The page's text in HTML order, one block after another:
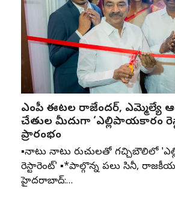
ఎంపీ ఈటల రాజేందర్, ఎమ్మెల్యే
చేతుల మీదుగా ‘ఎల్లిపాయకారం
ప్రారంభం
▪️నాటు నాటు రుచులతో గచ్చిబౌలిలో
రెస్టారెంట్' ▪️*పాల్గొన్న పలు సినీ, రాజకీయ
హైదరాబాద్:…